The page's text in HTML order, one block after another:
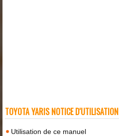
TOYOTA YARIS NOTICE D'UTILISATION
Utilisation de ce manuel